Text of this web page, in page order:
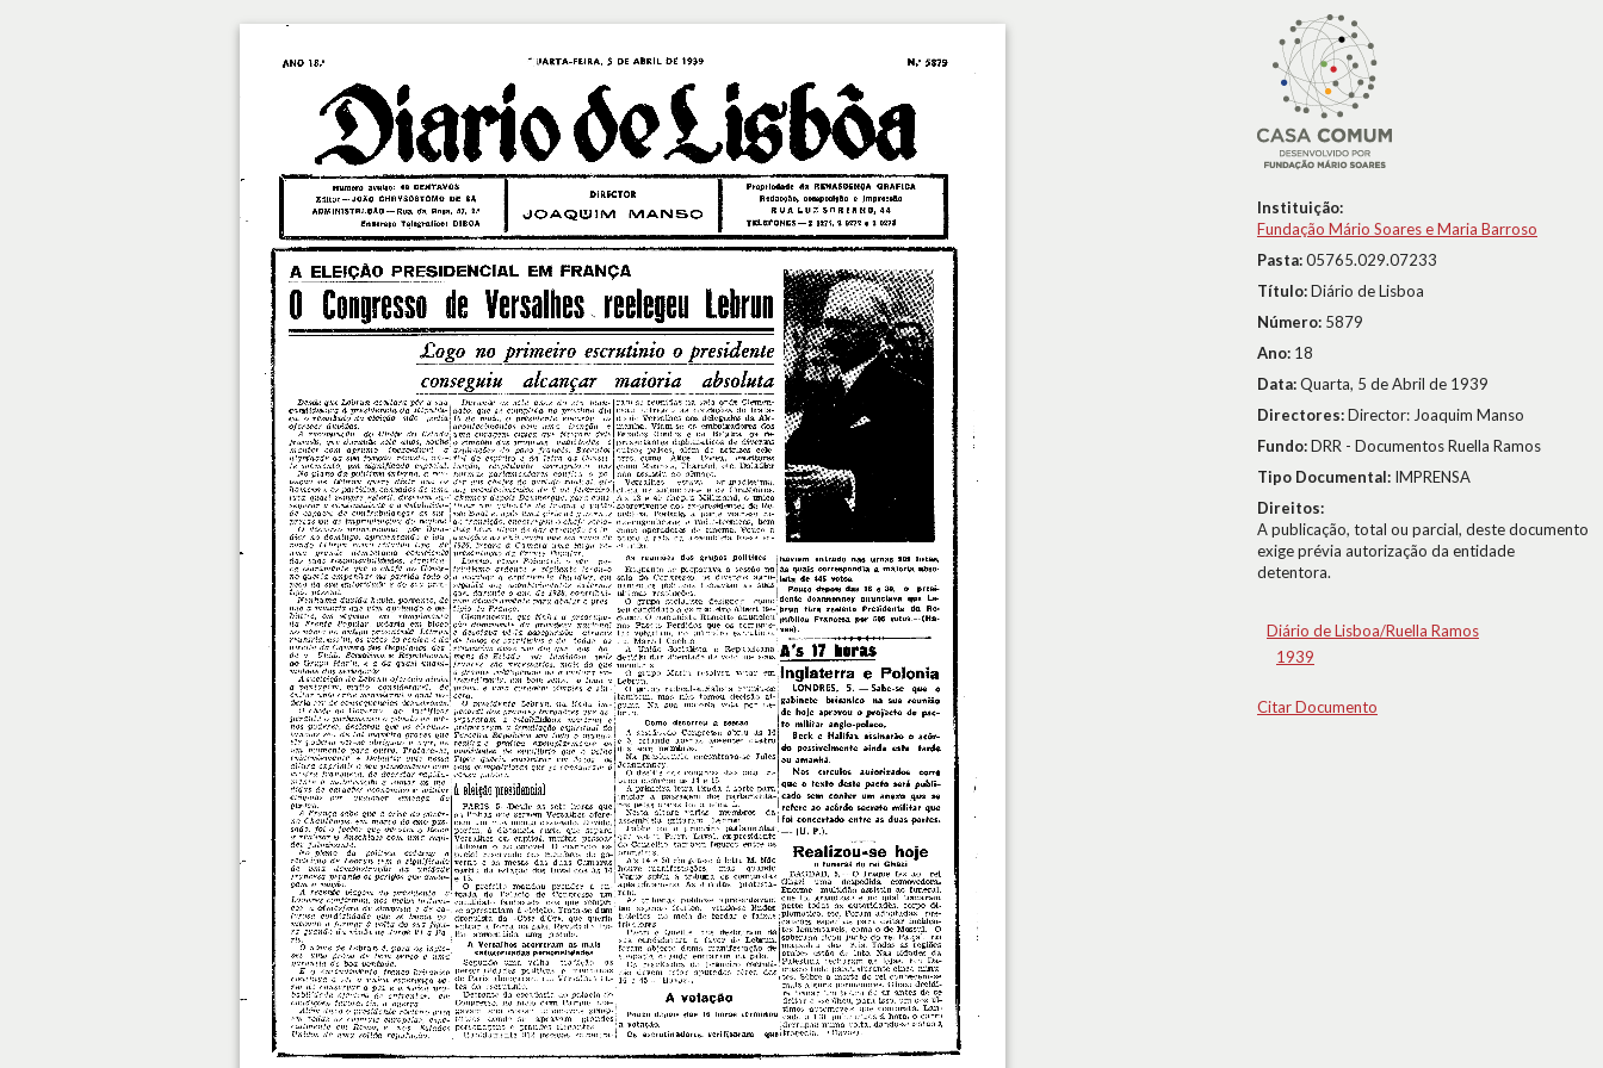
Instituição:
Fundação Mário Soares e Maria Barroso
Pasta:05765.029.07233
Título:Diário de Lisboa
Número: 5879
Ano: 18
Data:Quarta, 5 de Abril de 1939
Directores:Director: Joaquim Manso
Fundo:DRR - Documentos Ruella Ramos
Tipo Documental: IMPRENSA
Direitos:
A publicação, total ou parcial, deste documento
exige prévia autorização da entidade
detentora.
Diário de Lisboa/Ruella Ramos
1939
Citar Documento